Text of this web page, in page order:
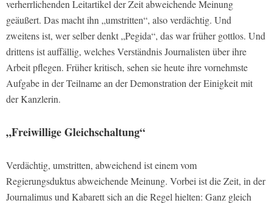
verherrlichenden Leitartikel derZeitabweichende Meinung
geäußert. Das macht ihn „umstritten“, also verdächtig. Und
zweitens ist, wer selber denkt „Pegida“, das war früher gottlos. Und
drittens ist auffällig, welches Verständnis Journalisten über ihre
Arbeit pflegen. Früher kritisch, sehen sie heute ihre vornehmste
Aufgabe in der Teilname an der Demonstration der Einigkeit mit
der Kanzlerin.
„Freiwillige Gleichschaltung“
Verdächtig, umstritten, abweichend ist einem vom
Regierungsduktus abweichende Meinung. Vorbei ist die Zeit, in der
Journalimus und Kabarett sich an die Regel hielten: Ganz gleich